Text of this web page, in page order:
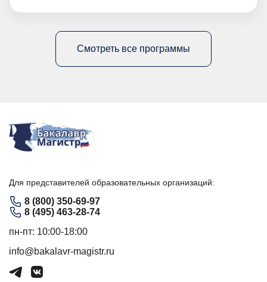
Смотреть все программы
Для представителей образовательных организаций:
8 (800) 350-69-97
8 (495) 463-28-74
пн-пт: 10:00-18:00
info@bakalavr-magistr.ru